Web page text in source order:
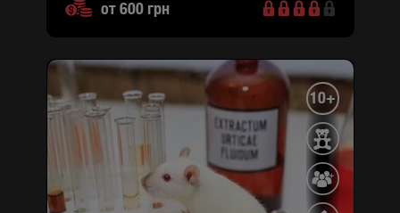
от 600 грн
10+